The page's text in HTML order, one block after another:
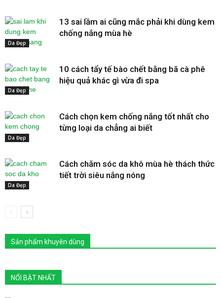
Da Đẹp
13 sai lầm ai cũng mắc phải khi dùng kem
chống nắng mùa hè
Da Đẹp
10 cách tẩy tế bào chết bằng bã cà phê
hiệu quả khác gì vừa đi spa
Da Đẹp
Cách chọn kem chống nắng tốt nhất cho
từng loại da chẳng ai biết
Da Đẹp
Cách chăm sóc da khô mùa hè thách thức
tiết trời siêu nắng nóng
Sản phẩm khuyên dùng
NỔI BẬT NHẤT